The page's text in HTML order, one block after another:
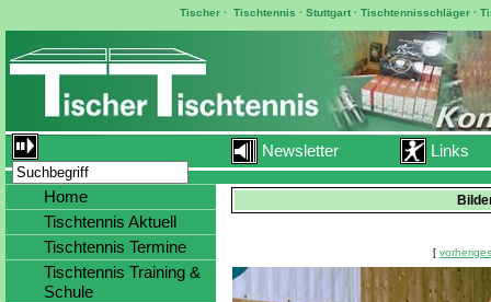
Tischer ·Tischtennis ·Stuttgart ·Tischtennisschläger ·
Newsletter Links
[
Home
Tischtennis Aktuell
Tischtennis Termine
Tischtennis Training &
Schule